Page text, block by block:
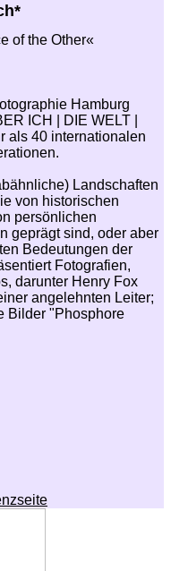
of the Other«
Hamburg
ICH | DIE WELT |
als 40 internationalen
Landschaften
von historischen
persönlichen
geprägt sind, oder aber
Bedeutungen der
Fotografien,
darunter Henry Fox
angelehnten Leiter;
Bilder "Phosphore